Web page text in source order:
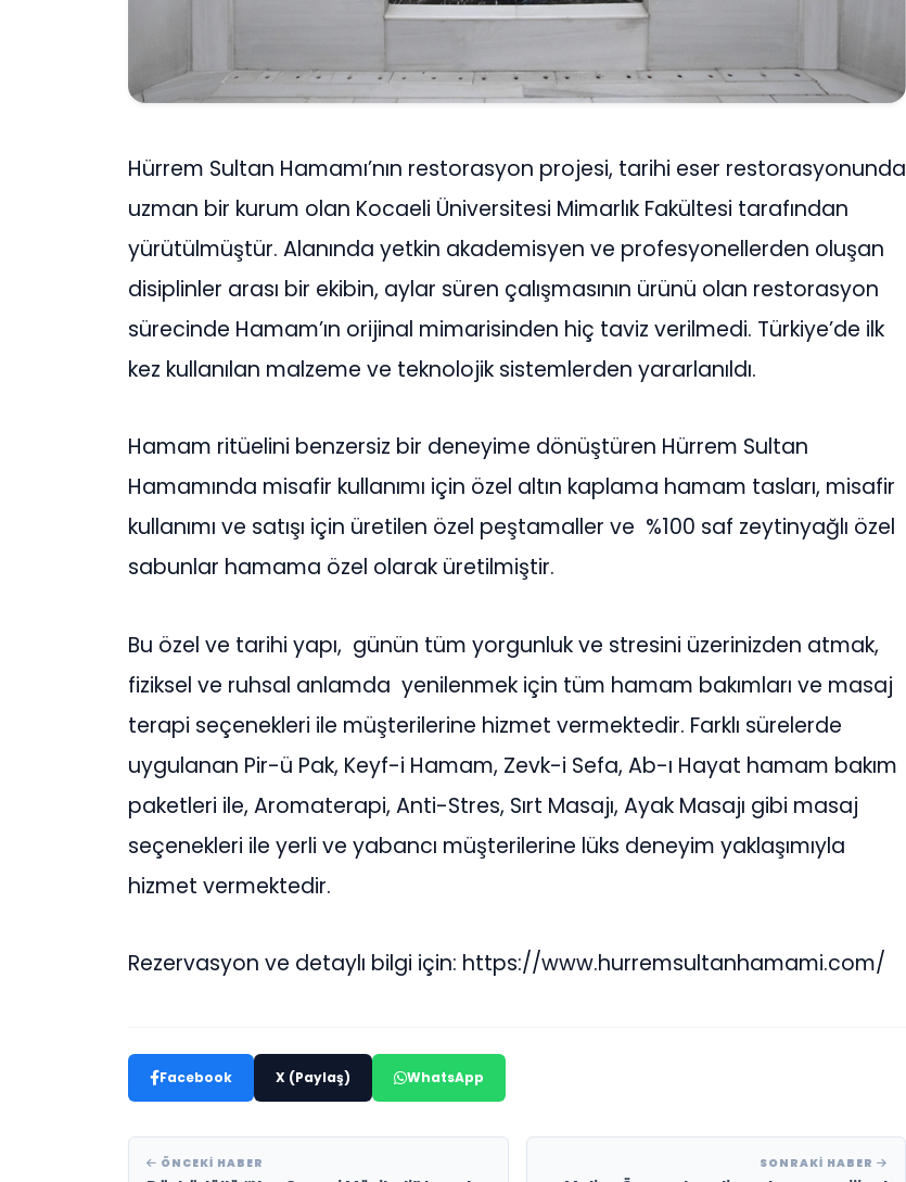
Hürrem Sultan Hamamı’nın restorasyon projesi, tarihi eser restorasyonunda
uzman bir kurum olan Kocaeli Üniversitesi Mimarlık Fakültesi tarafından
yürütülmüştür. Alanında yetkin akademisyen ve profesyonellerden oluşan
disiplinler arası bir ekibin, aylar süren çalışmasının ürünü olan restorasyon
sürecinde Hamam’ın orijinal mimarisinden hiç taviz verilmedi. Türkiye’de ilk
kez kullanılan malzeme ve teknolojik sistemlerden yararlanıldı.
Hamam ritüelini benzersiz bir deneyime dönüştüren Hürrem Sultan
Hamamında misafir kullanımı için özel altın kaplama hamam tasları, misafir
kullanımı ve satışı için üretilen özel peştamaller ve %100 saf zeytinyağlı özel
sabunlar hamama özel olarak üretilmiştir.
Bu özel ve tarihi yapı, günün tüm yorgunluk ve stresini üzerinizden atmak,
fiziksel ve ruhsal anlamda yenilenmek için tüm hamam bakımları ve masaj
terapi seçenekleri ile müşterilerine hizmet vermektedir. Farklı sürelerde
uygulanan Pir-ü Pak, Keyf-i Hamam, Zevk-i Sefa, Ab-ı Hayat hamam bakım
paketleri ile, Aromaterapi, Anti-Stres, Sırt Masajı, Ayak Masajı gibi masaj
seçenekleri ile yerli ve yabancı müşterilerine lüks deneyim yaklaşımıyla
hizmet vermektedir.
Rezervasyon ve detaylı bilgi için: https://www.hurremsultanhamami.com/
Facebook X (Paylaş) WhatsApp
ÖNCEKI HABER SONRAKI HABER